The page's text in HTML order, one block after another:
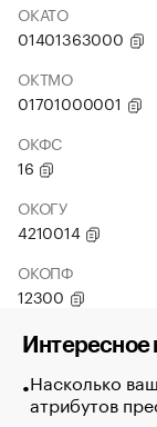
ОКАТО
01401363000
ОКТМО
01701000001
ОКФС
16
ОКОГУ
4210014
ОКОПФ
12300
Интересное
Насколько
атрибутов